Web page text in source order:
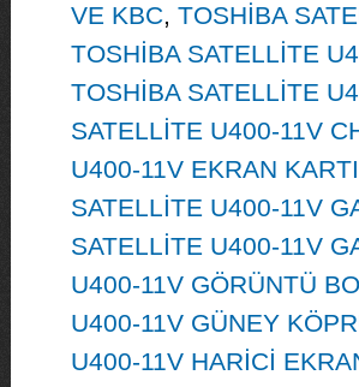
VE KBC, TOSHİBA
TOSHİBA SATELLİTE
TOSHİBA SATELLİTE
SATELLİTE U400-11V
U400-11V EKRAN
SATELLİTE U400-11V
SATELLİTE U400-11V
U400-11V GÖRÜNTÜ
U400-11V GÜNEY
U400-11V HARİCİ